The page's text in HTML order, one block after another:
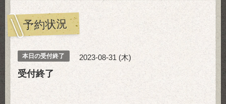
予約状況
本日の受付終了 2023-08-31 (木)
受付終了